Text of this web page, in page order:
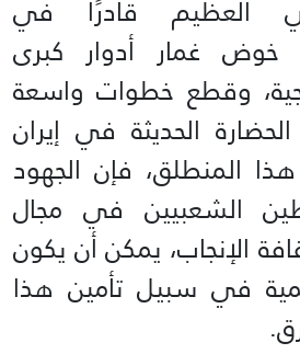
العظيم قادرًا في
غمار أدوار كبرى
وقطع خطوات واسعة
الحديثة في إيران
المنطلق، فإن الجهود
الشعبيين في مجال
الإنجاب، يمكن أن يكون
في سبيل تأمين هذا